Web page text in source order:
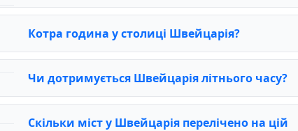
Котра година у столиці Швейцарія?
Чи дотримується Швейцарія літнього часу?
Скільки міст у Швейцарія перелічено на цій